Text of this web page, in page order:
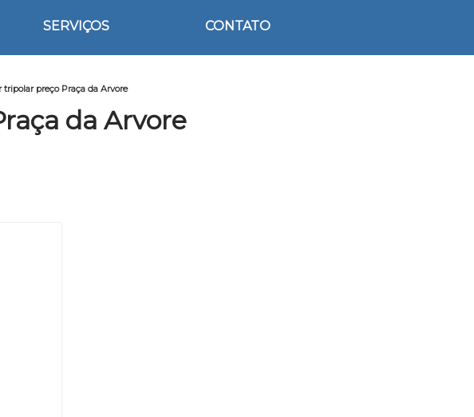
SERVIÇOS CONTATO
tripolar preço Praça da Arvore
da Arvore